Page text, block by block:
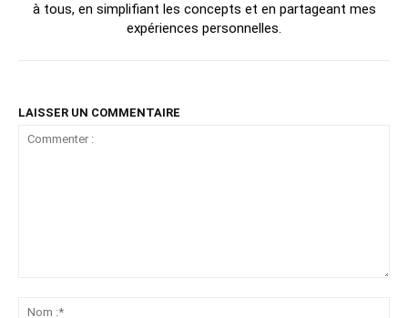
à tous, en simplifiant les concepts et en partageant mes
expériences personnelles.
LAISSER UN COMMENTAIRE